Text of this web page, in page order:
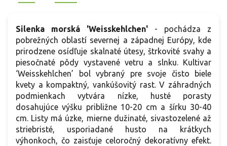
Silenka morská 'Weisskehlchen' - pochádza z
pobrežných oblastí severnej a západnej Európy, kde
prirodzene osídľuje skalnaté útesy, štrkovité svahy a
piesočnaté pôdy vystavené vetru a slnku. Kultivar
‘Weisskehlchen’ bol vybraný pre svoje čisto biele
kvety a kompaktný, vankúšovitý rast. V záhradných
podmienkach vytvára nízke, husté porasty
dosahujúce výšku približne 10-20 cm a šírku 30-40
cm. Listy má úzke, mierne dužinaté, sivastozelené až
striebristé, usporiadané husto na krátkych
výhonkoch, čo zaisťuje celoročný dekoratívny efekt.